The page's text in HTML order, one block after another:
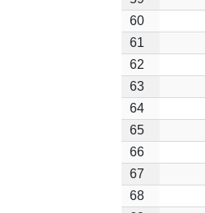
60
61
62
63
64
65
66
67
68